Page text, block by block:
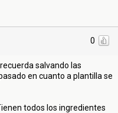
0
salvando las
en cuanto a plantilla se
todos los ingredientes